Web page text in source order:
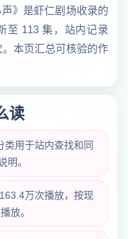
声》是虾仁剧场收录的
至 113 集，站内记录
本页汇总可核验的作
读
类用于站内查找和同
明。
万次播放，按现
放。